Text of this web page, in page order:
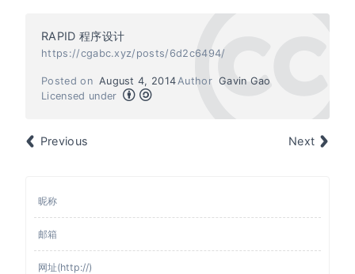
RAPID 程序设计
https://cgabc.xyz/posts/6d2c6494/
Author Gavin Gao
Posted on August 4, 2014
Licensed under
Previous Next